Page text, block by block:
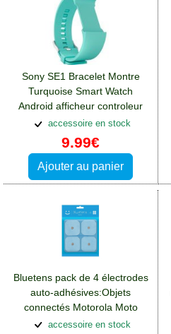
Sony SE1 Bracelet Montre
Turquoise Smart Watch
Android afficheur controleur
bluetooth
accessoire en stock
9.99€
Ajouter au panier
Bluetens pack de 4 électrodes
auto-adhésives:Objets
connectés Motorola Moto
E32S
accessoire en stock